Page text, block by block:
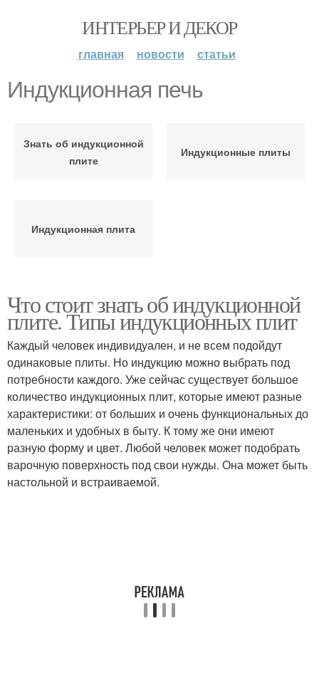
ИНТЕРЬЕР И ДЕКОР
главная новости статьи
Индукционная печь
Знать об индукционной
плите
Индукционные плиты
Индукционная плита
Что стоит знать об индукционной
плите. Типы индукционных плит
Каждый человек индивидуален, и не всем подойдут
одинаковые плиты. Но индукцию можно выбрать под
потребности каждого. Уже сейчас существует большое
количество индукционных плит, которые имеют разные
характеристики: от больших и очень функциональных до
маленьких и удобных в быту. К тому же они имеют
разную форму и цвет. Любой человек может подобрать
варочную поверхность под свои нужды. Она может быть
настольной и встраиваемой.